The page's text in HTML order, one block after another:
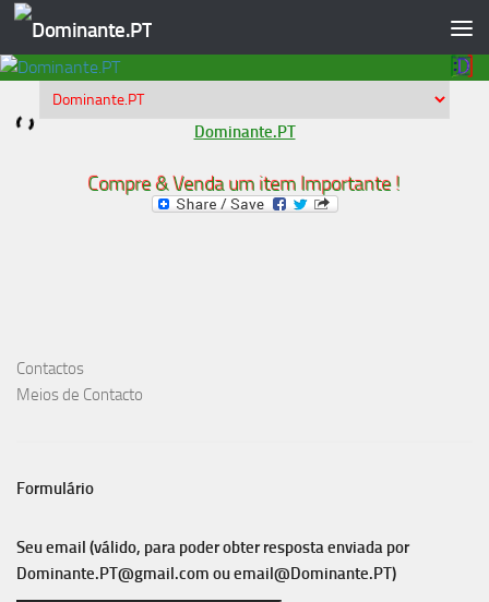
Skip to content
Dominante.PT
Compre & Venda um item Importante !
Contactos
Meios de Contacto
Formulário
Seu email (válido, para poder obter resposta enviada por
Dominante.PT@gmail.com ouemail@Dominante.PT)